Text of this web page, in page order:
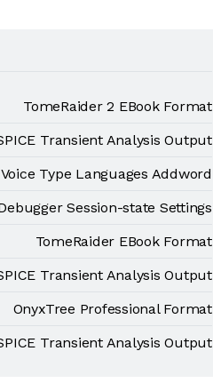
TomeRaider 2 EBook Format
Transient Analysis Output
Type Languages Addword
Session-state Settings
TomeRaider EBook Format
Transient Analysis Output
OnyxTree Professional Format
Transient Analysis Output